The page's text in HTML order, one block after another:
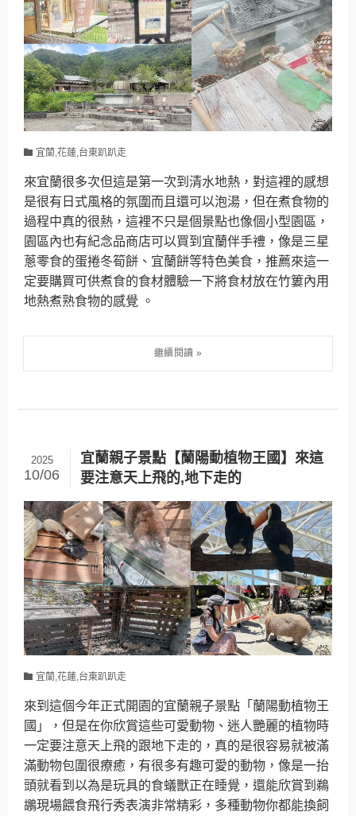
宜蘭,花蓮,台東趴趴走
來宜蘭很多次但這是第一次到清水地熱，對這裡的感想
是很有日式風格的氛圍而且還可以泡湯，但在煮食物的
過程中真的很熱，這裡不只是個景點也像個小型園區，
園區內也有紀念品商店可以買到宜蘭伴手禮，像是三星
蔥零食的蛋捲冬筍餅、宜蘭餅等特色美食，推薦來這一
定要購買可供煮食的食材體驗一下將食材放在竹簍內用
地熱煮熟食物的感覺 。
宜蘭親子景點【蘭陽動植物王國】來這
要注意天上飛的,地下走的
2025
10/06
宜蘭,花蓮,台東趴趴走
來到這個今年正式開園的宜蘭親子景點「蘭陽動植物王
國」，但是在你欣賞這些可愛動物、迷人艷麗的植物時
一定要注意天上飛的跟地下走的，真的是很容易就被滿
滿動物包圍很療癒，有很多有趣可愛的動物，像是一抬
頭就看到以為是玩具的食蟻獸正在睡覺，還能欣賞到鵜
鶘現場餵食飛行秀表演非常精彩，多種動物你都能換飼